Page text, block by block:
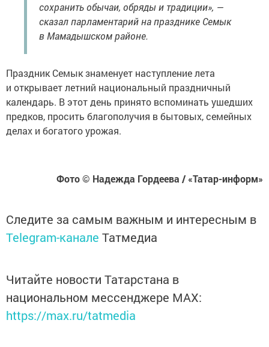
сохранить обычаи, обряды и традиции», —
сказал парламентарий на празднике Семык
в Мамадышском районе.
Праздник Семык знаменует наступление лета
и открывает летний национальный праздничный
календарь. В этот день принято вспоминать ушедших
предков, просить благополучия в бытовых, семейных
делах и богатого урожая.
Фото © Надежда Гордеева / «Татар-информ»
Следите за самым важным и интересным в
Telegram-канале Татмедиа
Читайте новости Татарстана в
национальном мессенджере MАХ:
https://max.ru/tatmedia